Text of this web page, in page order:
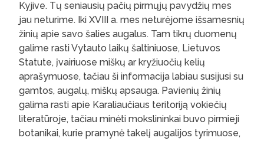
Kyjive. Tų seniausių pačių pirmųjų pavydžių mes
jau neturime. Iki XVIII a. mes neturėjome išsamesnių
žinių apie savo šalies augalus. Tam tikrų duomenų
galime rasti Vytauto laikų šaltiniuose, Lietuvos
Statute, įvairiuose miškų ar kryžiuočių kelių
aprašymuose, tačiau ši informacija labiau susijusi su
gamtos, augalų, miškų apsauga. Pavienių žinių
galima rasti apie Karaliaučiaus teritoriją vokiečių
literatūroje, tačiau minėti mokslininkai buvo pirmieji
botanikai, kurie pramynė takelį augalijos tyrimuose,